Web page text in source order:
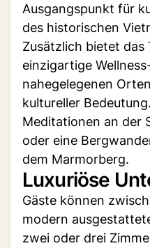
Ausgangspunkt für
des historischen
Zusätzlich bietet das
einzigartige
nahegelegenen
kultureller
Meditationen an der
oder eine
dem Marmorberg.
Luxuriöse
Gäste können
modern
zwei oder drei